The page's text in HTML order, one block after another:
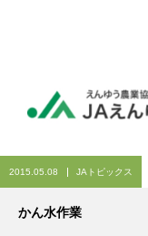
2015.05.08 JAトピックス
かん水作業